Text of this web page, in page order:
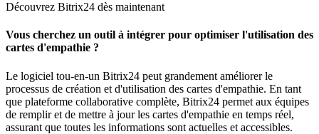
Découvrez Bitrix24 dès maintenant
Vous cherchez un outil à intégrer pour optimiser l'utilisation des
cartes d'empathie ?
Le logiciel tou-en-un Bitrix24 peut grandement améliorer le
processus de création et d'utilisation des cartes d'empathie. En tant
que plateforme collaborative complète, Bitrix24 permet aux équipes
de remplir et de mettre à jour les cartes d'empathie en temps réel,
assurant que toutes les informations sont actuelles et accessibles.